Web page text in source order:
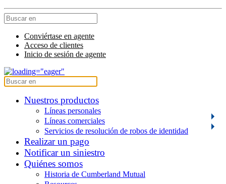
Conviértase en agente
Acceso de clientes
Inicio de sesión de agente
Nuestros productos
Líneas personales
Líneas comerciales
Servicios de resolución de robos de identidad
Realizar un pago
Notificar un siniestro
Quiénes somos
Historia de Cumberland Mutual